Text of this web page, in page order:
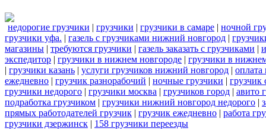
недорогие грузчики | грузчики | грузчики в самаре | ночной
грузчики уфа. | газель с грузчиками нижний новгород |
магазины | требуются грузчики | газель заказать с грузчиками |
экспедитор | грузчики в нижнем новгороде | грузчики в
| грузчики казань | услуги грузчиков нижний новгород | оплата
ежедневно | грузчик разнорабочий | ночные грузчики | грузчик
грузчики недорого | грузчики москва | грузчиков город | авито
подработка грузчиком | грузчики нижний новгород недорого |
прямых работодателей грузчик | грузчик ежедневно | работа
грузчики дзержинск | 158 грузчики переезды